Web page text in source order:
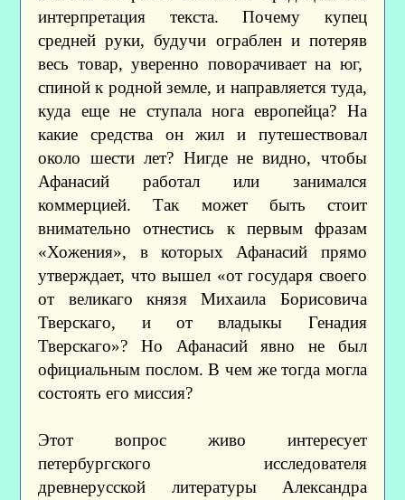
интерпретация текста. Почему купец
средней руки, будучи ограблен и потеряв
весь товар, уверенно поворачивает на юг,
спиной к родной земле, и направляется туда,
куда еще не ступала нога европейца? На
какие средства он жил и путешествовал
около шести лет? Нигде не видно, чтобы
Афанасий работал или занимался
коммерцией. Так может быть стоит
внимательно отнестись к первым фразам
«Хожения», в которых Афанасий прямо
утверждает, что вышел «от государя своего
от великаго князя Михаила Борисовича
Тверскаго, и от владыкы Генадия
Тверскаго»? Но Афанасий явно не был
официальным послом. В чем же тогда могла
состоять его миссия?
Этот вопрос живо интересует
петербургского исследователя
древнерусской литературы Александра